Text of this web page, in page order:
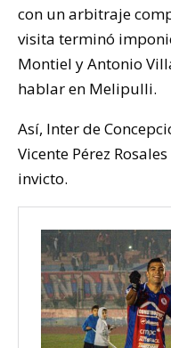
con un arbitraje
visita terminó
Montiel y Antonio
hablar en Melipulli.
Así, Inter de
Vicente Pérez
invicto.